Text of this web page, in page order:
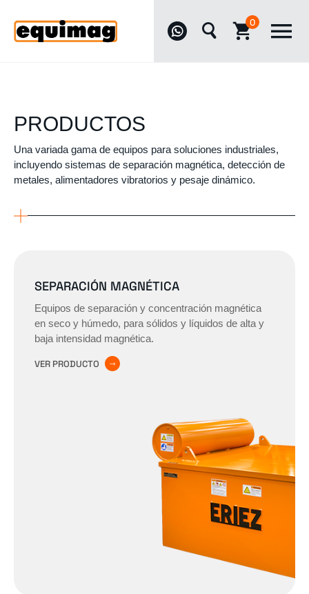
0
PRODUCTOS
Una variada gama de equipos para soluciones industriales,
incluyendo sistemas de separación magnética, detección de
metales, alimentadores vibratorios y pesaje dinámico.
SEPARACIÓN MAGNÉTICA
Equipos de separación y concentración magnética
en seco y húmedo, para sólidos y líquidos de alta y
baja intensidad magnética.
VER PRODUCTO